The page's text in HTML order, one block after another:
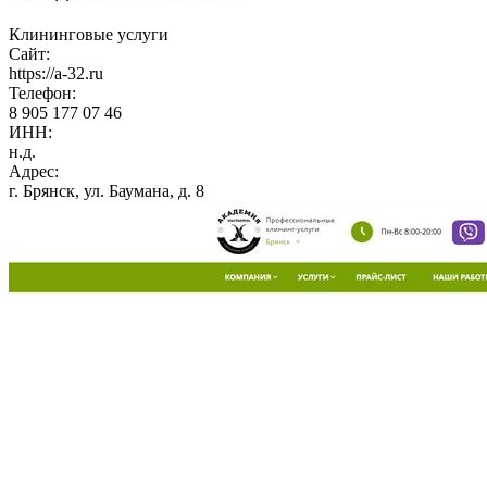
Клининговые услуги
Сайт:
https://a-32.ru
Телефон:
8 905 177 07 46
ИНН:
н.д.
Адрес:
г. Брянск, ул. Баумана, д. 8